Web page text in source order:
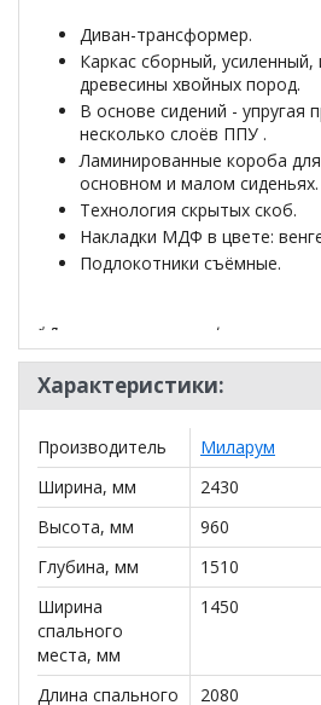
Диван-трансформер.
Каркас сборный, усиленный,
древесины хвойных пород.
В основе сидений - упругая
несколько слоёв ППУ .
Ламинированные короба
основном и малом сиденьях.
Технология скрытых скоб.
Накладки МДФ в цвете:
Подлокотники съёмные.
*Дополнительную информацию о
Прямой диван Монтана тик-так
уточняйте у нашего менеджера по
+79292022735
**Цены на официальном сайте
действительны только для
могут отличаться от цен в
салонах сети!
Характеристики:
Производитель
Миларум
Ширина, мм
2430
Высота, мм
960
Глубина, мм
1510
Ширина
спального
места, мм
1450
Длина спального
2080